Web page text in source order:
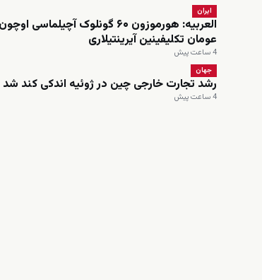
ایران
العربیه: هورموزون ۶۰ گونلوک آچیلماسی
عومان تکلیفینین آیرینتیلاری
4 ساعت پیش
جهان
رشد تجارت خارجی چین در ژوئیه اندکی کند شد
4 ساعت پیش